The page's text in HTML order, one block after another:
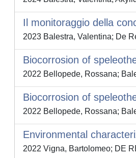
Il monitoraggio della
2023 Balestra, Valentina; De
Biocorrosion of
2022 Bellopede, Rossana;
Biocorrosion of
2022 Bellopede, Rossana;
Environmental
2022 Vigna, Bartolomeo; DE